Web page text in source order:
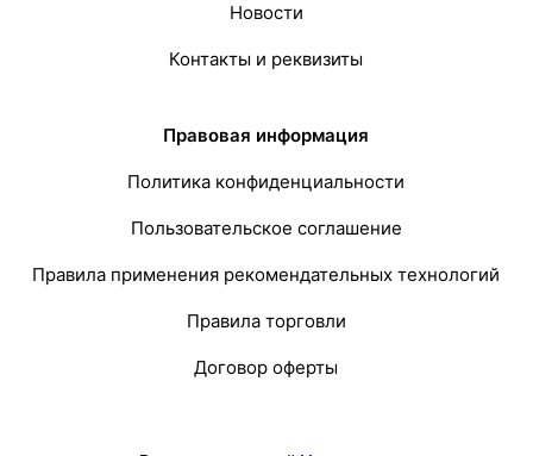
Новости
Контакты и реквизиты
Правовая информация
Политика конфиденциальности
Пользовательское соглашение
Правила применения рекомендательных технологий
Правила торговли
Договор оферты